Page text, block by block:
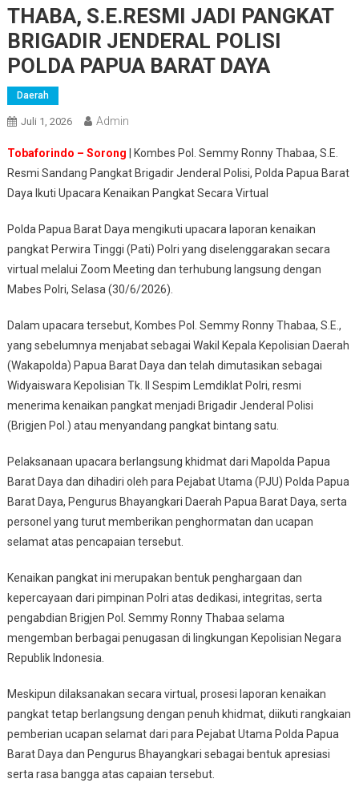
THABA, S.E.RESMI JADI PANGKAT
BRIGADIR JENDERAL POLISI
POLDA PAPUA BARAT DAYA
Daerah
Juli 1, 2026 Admin
Tobaforindo – Sorong | Kombes Pol. Semmy Ronny Thabaa, S.E.
Resmi Sandang Pangkat Brigadir Jenderal Polisi, Polda Papua Barat
Daya Ikuti Upacara Kenaikan Pangkat Secara Virtual
Polda Papua Barat Daya mengikuti upacara laporan kenaikan
pangkat Perwira Tinggi (Pati) Polri yang diselenggarakan secara
virtual melalui Zoom Meeting dan terhubung langsung dengan
Mabes Polri, Selasa (30/6/2026).
Dalam upacara tersebut, Kombes Pol. Semmy Ronny Thabaa, S.E.,
yang sebelumnya menjabat sebagai Wakil Kepala Kepolisian Daerah
(Wakapolda) Papua Barat Daya dan telah dimutasikan sebagai
Widyaiswara Kepolisian Tk. II Sespim Lemdiklat Polri, resmi
menerima kenaikan pangkat menjadi Brigadir Jenderal Polisi
(Brigjen Pol.) atau menyandang pangkat bintang satu.
Pelaksanaan upacara berlangsung khidmat dari Mapolda Papua
Barat Daya dan dihadiri oleh para Pejabat Utama (PJU) Polda Papua
Barat Daya, Pengurus Bhayangkari Daerah Papua Barat Daya, serta
personel yang turut memberikan penghormatan dan ucapan
selamat atas pencapaian tersebut.
Kenaikan pangkat ini merupakan bentuk penghargaan dan
kepercayaan dari pimpinan Polri atas dedikasi, integritas, serta
pengabdian Brigjen Pol. Semmy Ronny Thabaa selama
mengemban berbagai penugasan di lingkungan Kepolisian Negara
Republik Indonesia.
Meskipun dilaksanakan secara virtual, prosesi laporan kenaikan
pangkat tetap berlangsung dengan penuh khidmat, diikuti rangkaian
pemberian ucapan selamat dari para Pejabat Utama Polda Papua
Barat Daya dan Pengurus Bhayangkari sebagai bentuk apresiasi
serta rasa bangga atas capaian tersebut.